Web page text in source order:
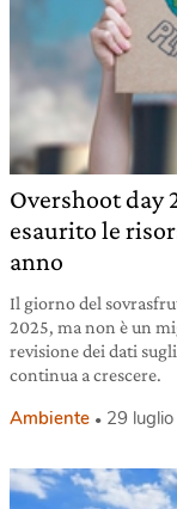
Overshoot day
esaurito le
anno
Il giorno del
2025, ma non è un
revisione dei dati
continua a crescere.
Ambiente 29